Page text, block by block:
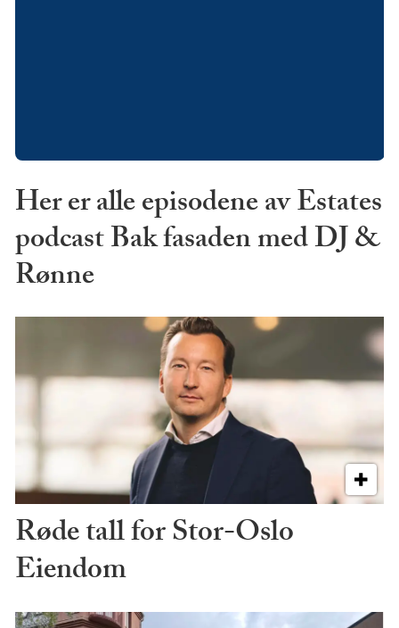
Her er alle episodene av Estates
podcast Bak fasaden med DJ &
Rønne
Røde tall for Stor-Oslo
Eiendom